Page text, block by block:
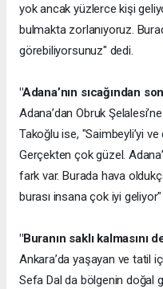
yok ancak yüzlerce kişi
bulmakta zorlanıyoruz.
görebiliyorsunuz" dedi.
"Adana’nın sıcağından
Adana’dan Obruk
Takoğlu ise, "Saimbeyli’yi ve
Gerçekten çok güzel.
fark var. Burada hava
burası insana çok iyi
"Buranın saklı kalmasını
Ankara’da yaşayan ve tatil
Sefa Dal da bölgenin doğal